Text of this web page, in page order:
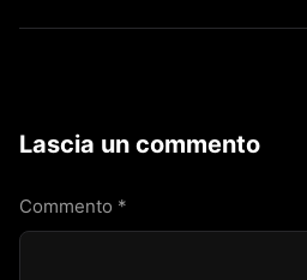
Lascia un commento
Commento *